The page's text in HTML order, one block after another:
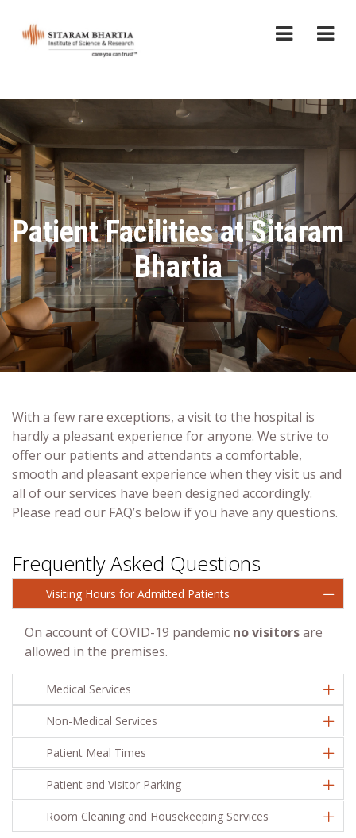
Patient Facilities at Sitaram
Bhartia
With a few rare exceptions, a visit to the hospital is
hardly a pleasant experience for anyone. We strive to
offer our patients and attendants a comfortable,
smooth and pleasant experience when they visit us and
all of our services have been designed accordingly.
Please read our FAQ’s below if you have any questions.
Frequently Asked Questions
Visiting Hours for Admitted Patients
On account of COVID-19 pandemic no visitorsare
allowed in the premises.
Medical Services
Non-Medical Services
Patient Meal Times
Patient and Visitor Parking
Room Cleaning and Housekeeping Services